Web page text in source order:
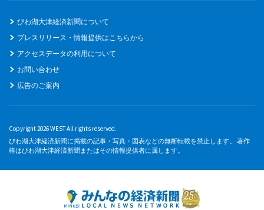
びわ湖大津経済新聞について
プレスリリース・情報提供はこちらから
アクセスデータの利用について
お問い合わせ
広告のご案内
Copyright 2026 WEST All rights reserved.
びわ湖大津経済新聞に掲載の記事・写真・図表などの無断転載を禁止します。 著作
権はびわ湖大津経済新聞またはその情報提供者に属します。